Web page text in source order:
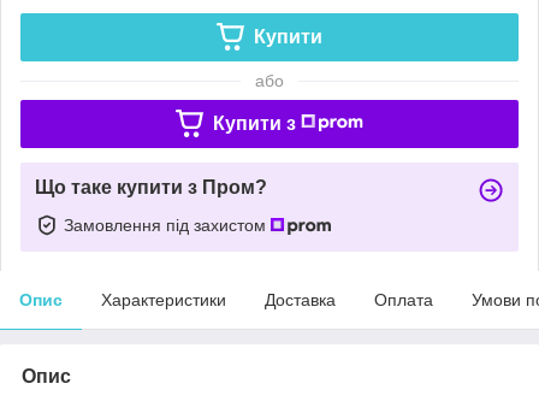
Купити
або
Купити з
Що таке купити з Пром?
Замовлення під захистом
Опис Характеристики Доставка Оплата Умови
Опис